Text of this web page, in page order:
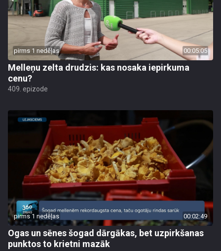
pirms 1 nedēļas 00:05:05
Melleņu zelta drudzis: kas nosaka iepirkuma
cenu?
409. epizode
pirms 1 nedēļas 00:02:49
Ogas un sēnes šogad dārgākas, bet uzpirkšanas
punktos to krietni mazāk